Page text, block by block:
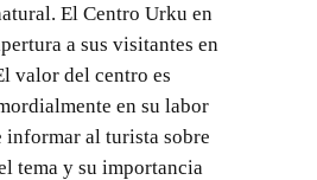
El Centro Urku en
a sus visitantes en
valor del centro es
en su labor
informar al turista sobre
tema y su importancia